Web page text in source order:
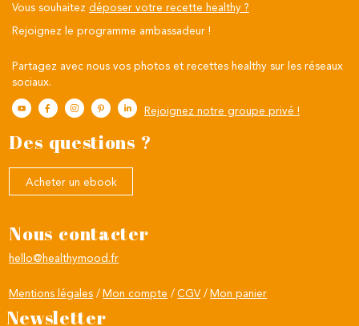
Vous souhaitez déposer votre recette healthy ?
Rejoignez le programme ambassadeur !
Partagez avec nous vos photos et recettes healthy sur les réseaux
sociaux.
Rejoignez notre groupe privé !
Des questions ?
Acheter un ebook
Nous contacter
hello@healthymood.fr
Mentions légales Mon compte CGV Mon panier
Newsletter